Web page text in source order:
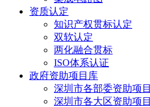
资质认定
知识产权贯标认定
双软认定
两化融合贯标
ISO体系认证
政府资助项目库
深圳市各部委资助项目
深圳市各大区资助项目